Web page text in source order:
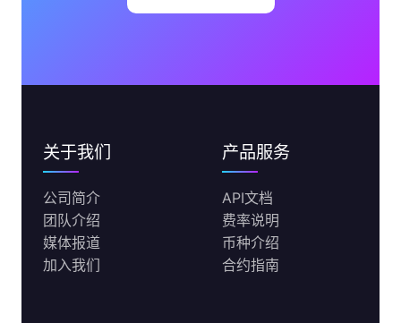
关于我们
公司简介
团队介绍
媒体报道
加入我们
产品服务
API文档
费率说明
币种介绍
合约指南